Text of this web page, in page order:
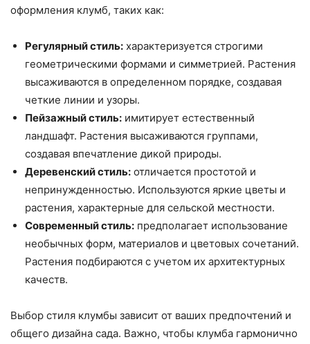
оформления клумб, таких как:
Регулярный стиль: характеризуется строгими
геометрическими формами и симметрией. Растения
высаживаются в определенном порядке, создавая
четкие линии и узоры.
Пейзажный стиль: имитирует естественный
ландшафт. Растения высаживаются группами,
создавая впечатление дикой природы.
Деревенский стиль: отличается простотой и
непринужденностью. Используются яркие цветы и
растения, характерные для сельской местности.
Современный стиль: предполагает использование
необычных форм, материалов и цветовых сочетаний.
Растения подбираются с учетом их архитектурных
качеств.
Выбор стиля клумбы зависит от ваших предпочтений и
общего дизайна сада. Важно, чтобы клумба гармонично